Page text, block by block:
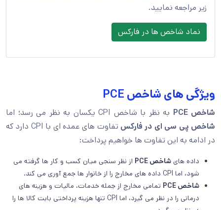
زیر مراجعه نمایید.
نماد شاخص ها در فارکس
ویژگی های شاخص PCE
شاخصPCE به نظر با شاخص CPI یکسان به نظر می رسد؛ اما
شاخص پی سی ای در فارکس
تفاوت های عمده ای با CPI دارد که
در ادامه به این تفاوت ها خواهیم پرداخت:
داده های شاخص PCE از نظر سنجی میان کسب و کار ها گرفته می
شود، اما CPI داده های مخارج را از خانوار ها جمع آوری می کند.
شاخص PCE تمامی مخارج از جمله خدمات، مالیات و هزینه های
درمانی را در نظر می گیرد، اما CPI تنها هزینه پرداختی بابت کالا ها را